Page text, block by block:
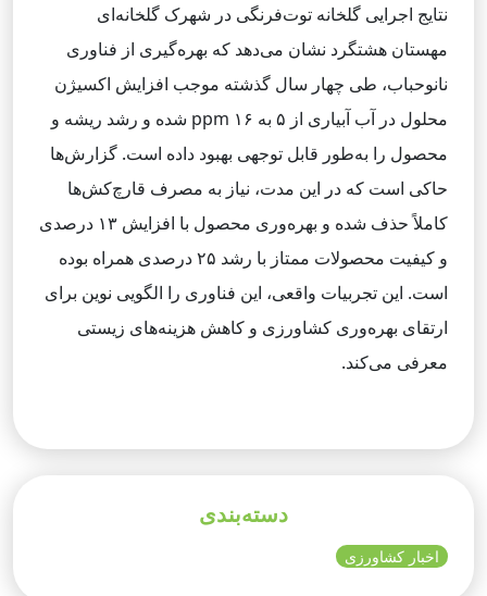
نتایج اجرایی گلخانه توت‌فرنگی در شهرک گلخانه‌ای
مهستان هشتگرد نشان می‌دهد که بهره‌گیری از فناوری
نانوحباب، طی چهار سال گذشته موجب افزایش اکسیژن
محلول در آب آبیاری از ۵ به ۱۶ ppm شده و رشد ریشه و
محصول را به‌طور قابل توجهی بهبود داده است. گزارش‌ها
حاکی است که در این مدت، نیاز به مصرف قارچ‌کش‌ها
کاملاً حذف شده و بهره‌وری محصول با افزایش ۱۳ درصدی
و کیفیت محصولات ممتاز با رشد ۲۵ درصدی همراه بوده
است. این تجربیات واقعی، این فناوری را الگویی نوین برای
ارتقای بهره‌وری کشاورزی و کاهش هزینه‌های زیستی
معرفی می‌کند.
دسته‌بندی
اخبار کشاورزی